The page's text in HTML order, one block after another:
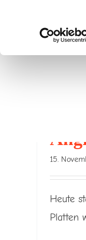
15.
Heute
Platten